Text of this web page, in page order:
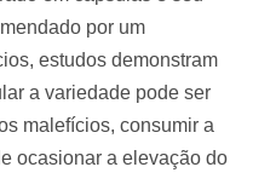
por um
estudos demonstram
a variedade pode ser
malefícios, consumir a
ocasionar a elevação do